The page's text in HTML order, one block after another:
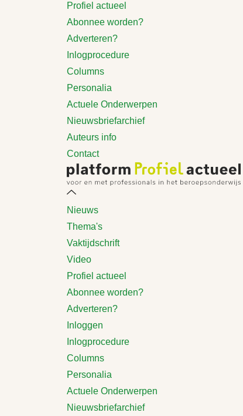
Profiel actueel
Abonnee worden?
Adverteren?
Inlogprocedure
Columns
Personalia
Actuele Onderwerpen
Nieuwsbriefarchief
Auteurs info
Contact
Nieuws
Thema's
Vaktijdschrift
Video
Profiel actueel
Abonnee worden?
Adverteren?
Inloggen
Inlogprocedure
Columns
Personalia
Actuele Onderwerpen
Nieuwsbriefarchief